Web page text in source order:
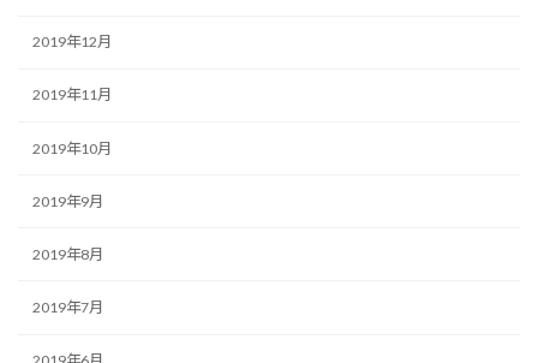
2019年12月
2019年11月
2019年10月
2019年9月
2019年8月
2019年7月